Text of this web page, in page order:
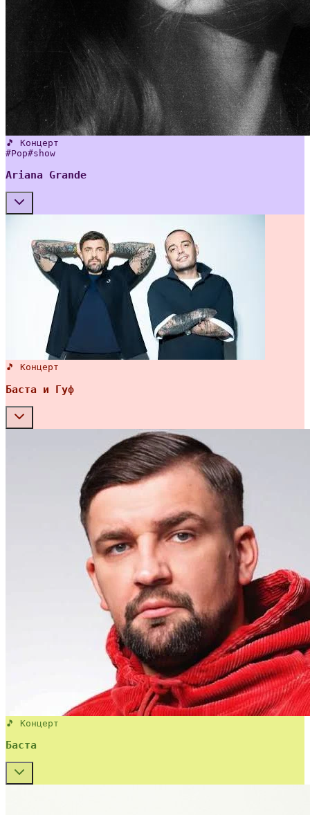
🎵 Концерт
#Pop#show
Ariana Grande
🎵 Концерт
Баста и Гуф
🎵 Концерт
Баста